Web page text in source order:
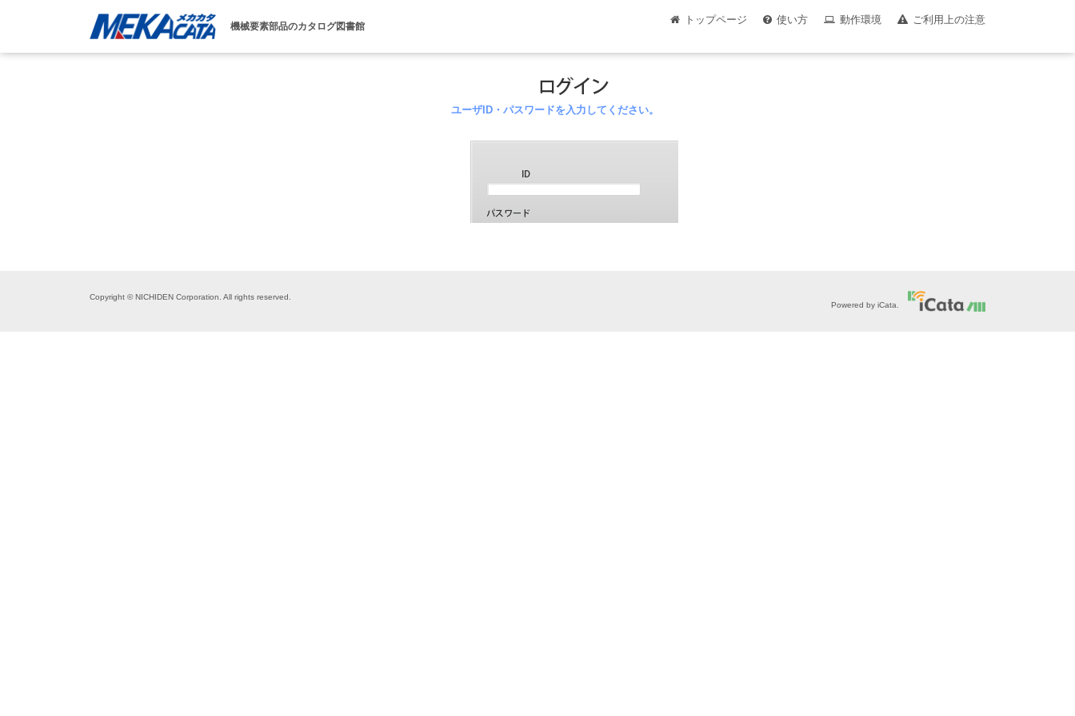
機械要素部品のカタログ図書館
トップページ 使い方 動作環境 ご利用上の注意
ユーザID・パスワードを入力してください。
Copyright © NICHIDEN Corporation. All rights reserved.
Powered by iCata.